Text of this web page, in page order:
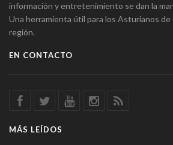
información y entretenimiento se dan la
Una herramienta útil para los Asturianos
región.
EN CONTACTO
MÁS LEÍDOS